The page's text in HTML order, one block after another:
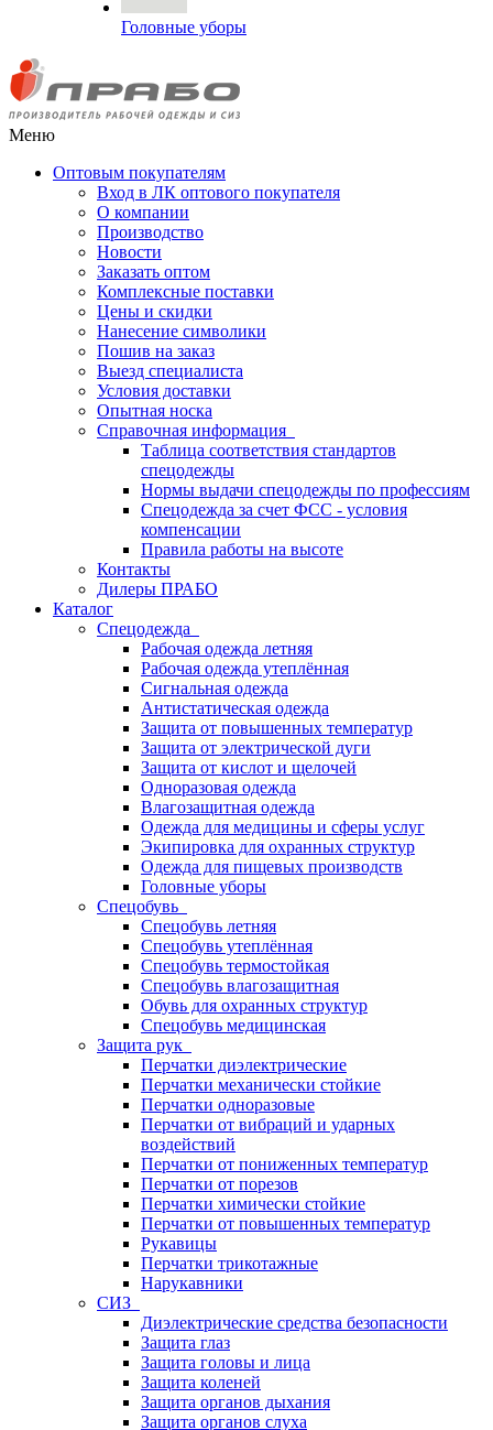
Головные уборы
Меню
Оптовым покупателям
Вход в ЛК оптового покупателя
О компании
Производство
Новости
Заказать оптом
Комплексные поставки
Цены и скидки
Нанесение символики
Пошив на заказ
Выезд специалиста
Условия доставки
Опытная носка
Справочная информация
Таблица соответствия стандартов
спецодежды
Нормы выдачи спецодежды по профессиям
Спецодежда за счет ФСС - условия
компенсации
Правила работы на высоте
Контакты
Дилеры ПРАБО
Каталог
Спецодежда
Рабочая одежда летняя
Рабочая одежда утеплённая
Сигнальная одежда
Антистатическая одежда
Защита от повышенных температур
Защита от электрической дуги
Защита от кислот и щелочей
Одноразовая одежда
Влагозащитная одежда
Одежда для медицины и сферы услуг
Экипировка для охранных структур
Одежда для пищевых производств
Головные уборы
Спецобувь
Спецобувь летняя
Спецобувь утеплённая
Спецобувь термостойкая
Спецобувь влагозащитная
Обувь для охранных структур
Спецобувь медицинская
Защита рук
Перчатки диэлектрические
Перчатки механически стойкие
Перчатки одноразовые
Перчатки от вибраций и ударных
воздействий
Перчатки от пониженных температур
Перчатки от порезов
Перчатки химически стойкие
Перчатки от повышенных температур
Рукавицы
Перчатки трикотажные
Нарукавники
СИЗ
Диэлектрические средства безопасности
Защита глаз
Защита головы и лица
Защита коленей
Защита органов дыхания
Защита органов слуха